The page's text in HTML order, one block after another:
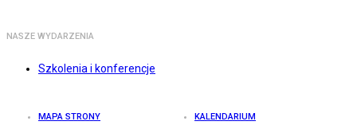
NASZE WYDARZENIA
Szkolenia i konferencje
MAPA STRONY KALENDARIUM